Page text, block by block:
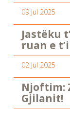
09 Jul 2025
Jastëku
ruan e
02 Jul 2025
Njoftim:
Gjilanit!